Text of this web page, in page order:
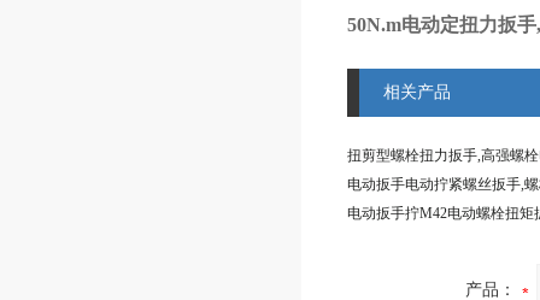
50N.m电动定扭力扳
相关产品
产品：